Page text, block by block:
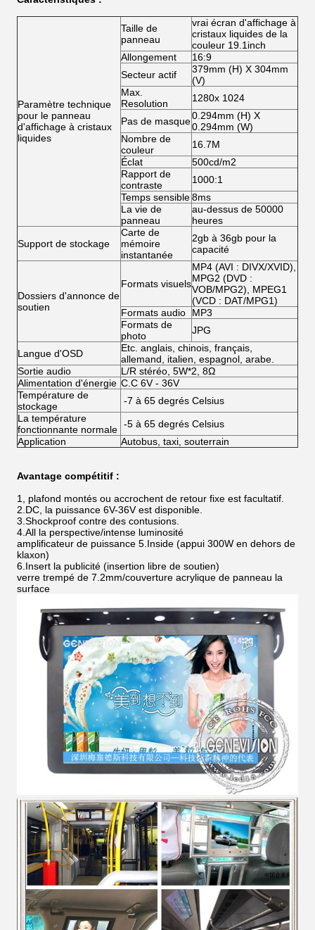
Paramètre technique
pour le panneau
d'affichage à cristaux
liquides
Taille de
panneau
vrai écran d'affichage à
cristaux liquides de la
couleur 19.1inch
Allongement
16:9
Secteur actif
379mm (H) X 304mm
(V)
Max.
Resolution
1280x 1024
Pas de masque0.294mm (H) X
0.294mm (W)
Nombre de
couleur
16.7M
Éclat
500cd/m2
Rapport de
contraste
1000:1
Temps sensible8ms
La vie de
panneau
au-dessus de 50000
heures
Support de stockage
Carte de
mémoire
instantanée
2gb à 36gb pour la
capacité
Dossiers d'annonce de
soutien
Formats visuels
MP4 (AVI : DIVX/XVID),
MPG2 (DVD :
VOB/MPG2), MPEG1
(VCD : DAT/MPG1)
Formats audio
MP3
Formats de
photo
JPG
Langue d'OSD
Etc. anglais, chinois, français,
allemand, italien, espagnol, arabe.
Sortie audio
L/R stéréo, 5W*2, 8Ω
Alimentation d'énergie C.C 6V - 36V
Température de
stockage
-7 à 65 degrés Celsius
La température
fonctionnante normale -5 à 65 degrés Celsius
Application
Autobus, taxi, souterrain
Avantage compétitif :
1, plafond montés ou accrochent de retour fixe est facultatif.
2.DC, la puissance 6V-36V est disponible.
3.Shockproof contre des contusions.
4.All la perspective/intense luminosité
amplificateur de puissance 5.Inside (appui 300W en dehors de
klaxon)
6.Insert la publicité (insertion libre de soutien)
verre trempé de 7.2mm/couverture acrylique de panneau la
surface